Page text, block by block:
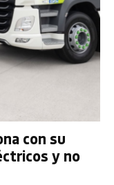
con su
y no